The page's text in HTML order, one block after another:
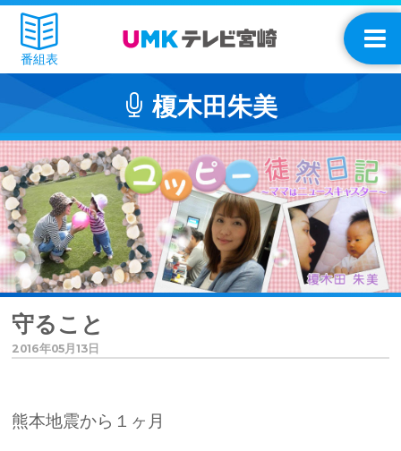
番組表
榎木田朱美
守ること
2016年05月13日
熊本地震から１ヶ月